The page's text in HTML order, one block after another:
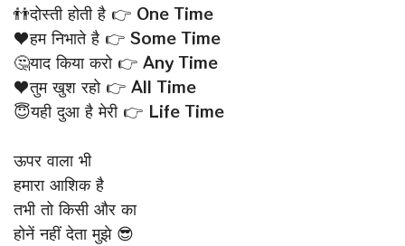
👬दोस्ती होती है 👉 One Time
♥हम निभाते है 👉 Some Time
🤔याद किया करो 👉 Any Time
♥तुम खुश रहो 👉 All Time
😇यही दुआ है मेरी 👉 Life Time
ऊपर वाला भी
हमारा आशिक है
तभी तो किसी और का
होनें नहीं देता मुझे 😎